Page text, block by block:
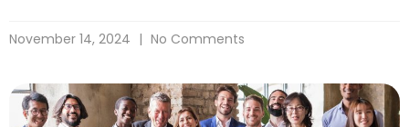
November 14, 2024 No Comments